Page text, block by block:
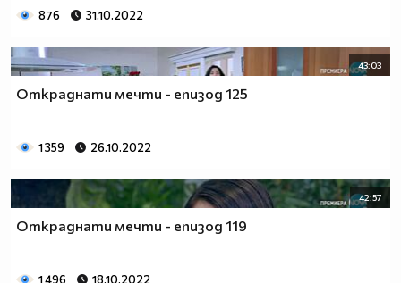
876 31.10.2022
43:03
Откраднати мечти - епизод 125
1 359 26.10.2022
42:57
Откраднати мечти - епизод 119
1 496 18.10.2022